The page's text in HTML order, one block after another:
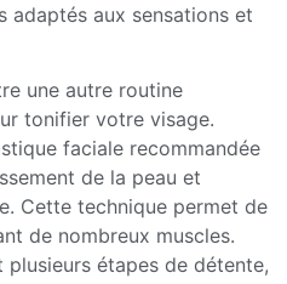
aux sensations et
une autre routine
tonifier votre visage.
faciale recommandée
de la peau et
Cette technique permet de
de nombreux muscles.
plusieurs étapes de détente,